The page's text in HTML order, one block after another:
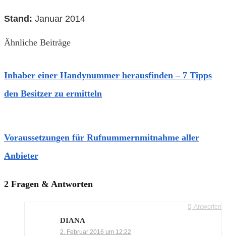
Stand: Januar 2014
Ähnliche Beiträge
Inhaber einer Handynummer herausfinden – 7 Tipps
den Besitzer zu ermitteln
Voraussetzungen für Rufnummernmitnahme aller
Anbieter
2 Fragen & Antworten
Antworten
DIANA
2. Februar 2016 um 12:22